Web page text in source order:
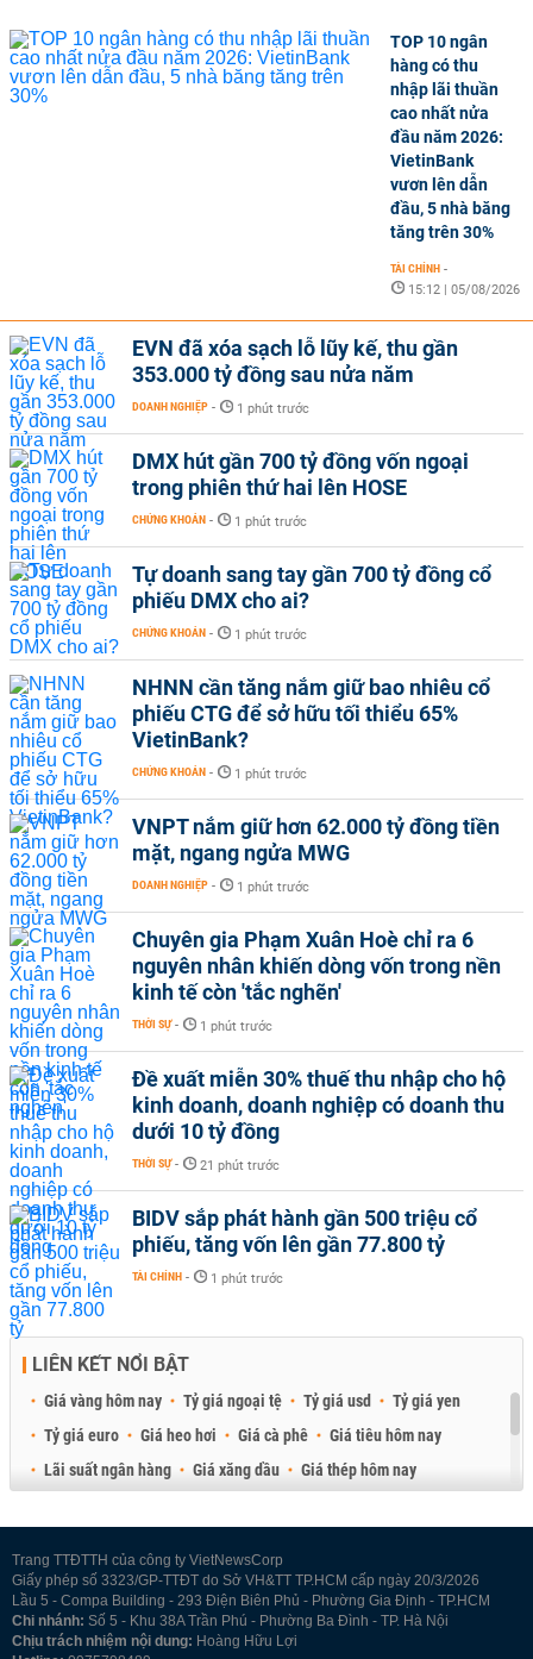
TOP 10 ngân
hàng có thu
nhập lãi thuần
cao nhất nửa
đầu năm 2026:
VietinBank
vươn lên dẫn
đầu, 5 nhà băng
tăng trên 30%
TÀI CHÍNH -
15:12 | 05/08/2026
EVN đã xóa sạch lỗ lũy kế, thu gần
353.000 tỷ đồng sau nửa năm
DOANH NGHIỆP - 1 phút trước
DMX hút gần 700 tỷ đồng vốn ngoại
trong phiên thứ hai lên HOSE
CHỨNG KHOÁN - 1 phút trước
Tự doanh sang tay gần 700 tỷ đồng cổ
phiếu DMX cho ai?
CHỨNG KHOÁN - 1 phút trước
NHNN cần tăng nắm giữ bao nhiêu cổ
phiếu CTG để sở hữu tối thiểu 65%
VietinBank?
CHỨNG KHOÁN - 1 phút trước
VNPT nắm giữ hơn 62.000 tỷ đồng tiền
mặt, ngang ngửa MWG
DOANH NGHIỆP - 1 phút trước
Chuyên gia Phạm Xuân Hoè chỉ ra 6
nguyên nhân khiến dòng vốn trong nền
kinh tế còn 'tắc nghẽn'
THỜI SỰ - 1 phút trước
Đề xuất miễn 30% thuế thu nhập cho hộ
kinh doanh, doanh nghiệp có doanh thu
dưới 10 tỷ đồng
THỜI SỰ - 21 phút trước
BIDV sắp phát hành gần 500 triệu cổ
phiếu, tăng vốn lên gần 77.800 tỷ
TÀI CHÍNH - 1 phút trước
LIÊN KẾT NỔI BẬT
Giá vàng hôm nay Tỷ giá ngoại tệ Tỷ giá usd
Tỷ giá yen
Tỷ giá euro
Giá heo hơi Giá cà phê
Giá tiêu hôm nay
Lãi suất ngân hàng
Giá xăng dầu
Giá thép hôm nay
Trang TTĐTTH của công ty VietNewsCorp
Giấy phép số 3323/GP-TTĐT do Sở VH&TT TP.HCM cấp ngày 20/3/2026
Lầu 5 - Compa Building - 293 Điện Biên Phủ - Phường Gia Định - TP.HCM
Chi nhánh: Số 5 - Khu 38A Trần Phú - Phường Ba Đình - TP. Hà Nội
Chịu trách nhiệm nội dung: Hoàng Hữu Lợi